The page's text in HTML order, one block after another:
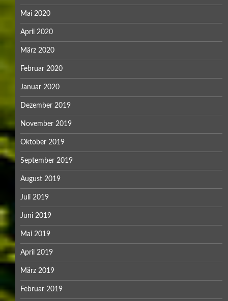
Mai 2020
April 2020
März 2020
Februar 2020
Januar 2020
Dezember 2019
November 2019
Oktober 2019
September 2019
August 2019
Juli 2019
Juni 2019
Mai 2019
April 2019
März 2019
Februar 2019